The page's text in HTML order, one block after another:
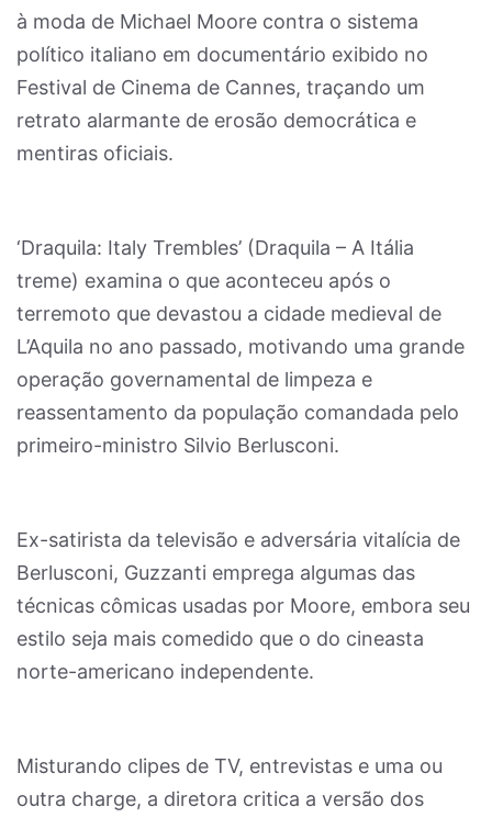
à moda de Michael Moore contra o sistema
político italiano em documentário exibido no
Festival de Cinema de Cannes, traçando um
retrato alarmante de erosão democrática e
mentiras oficiais.
‘Draquila: Italy Trembles’ (Draquila – A Itália
treme) examina o que aconteceu após o
terremoto que devastou a cidade medieval de
L’Aquila no ano passado, motivando uma grande
operação governamental de limpeza e
reassentamento da população comandada pelo
primeiro-ministro Silvio Berlusconi.
Ex-satirista da televisão e adversária vitalícia de
Berlusconi, Guzzanti emprega algumas das
técnicas cômicas usadas por Moore, embora seu
estilo seja mais comedido que o do cineasta
norte-americano independente.
Misturando clipes de TV, entrevistas e uma ou
outra charge, a diretora critica a versão dos